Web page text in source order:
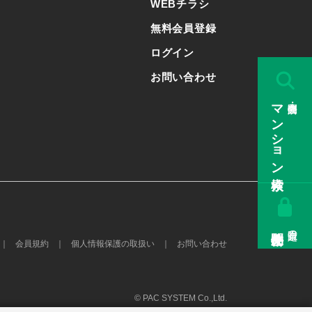
マンション検索 販売中・公開済み
会員限定の
WEBチラシ
無料会員登録
ログイン
お問い合わせ
会員規約 個人情報保護の取扱い お問い合わせ
© PAC SYSTEM Co.,Ltd.